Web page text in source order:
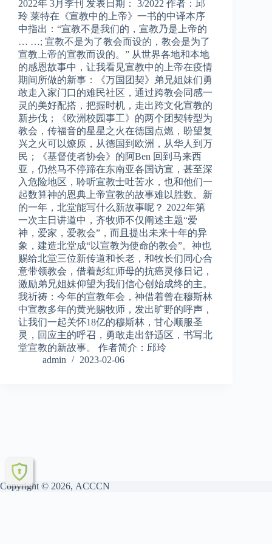
2022年 3月季刊 发表日期： 3/2022 作者：邱
玲 莱特在《宣教中的上帝》一书的中译本序
中指出：“宣教不是我们的，宣教乃是上帝的
… …; 宣教不是为了教会而设的，教会是为了
宣教上帝的宣教而设的。” 从世界各地和本地
的感恩故事中，让我看见宣教中的上帝在疫情
期间所做的新事：《万国团契》弟兄姐妹们勇
敢走入家门口的难民社区，通过跨教会同感一
灵的美好配搭，把握时机，走出跨文化宣教的
新步伐；《欧洲校园事工》的两个团契转型为
教会，传福音的星星之火在德国点燃，盼望复
兴之火可以燎原，从德国到欧洲，从华人到万
民；《基督使者协会》的阿Ben 回到马来西
亚，仍然马不停蹄在东南亚各国访宣，甚至深
入危险地区，聆听宣教士吐苦水，也和他们一
起数算神的恩典上帝宣教的故事难以胜数。新
的一年，北堂能写什么新故事呢？ 2022年第
一次主日讲道中，齐牧师不仅阐述主题“爱
神，爱家，爱教会”，而且提出未来十年的异
象，建造北堂成“以宣教为使命的教会”。神也
赐给北堂三位新传道和长老，和牧长们同心合
意带领教会，借着彭红师母的抗癌灵修日记，
激励弟兄姐妹仰望为我们信心创始成终的主。
我祈祷：今年的宣教年会，神借着曾在穆斯林
中宣教多年的黄光赐牧师，发出旷野的呼声，
让我们一起关怀18亿的穆斯林，甘心顺服圣
灵，回应主的呼召，勇敢走出舒适区，书写北
堂宣教的新故事。 作者简介：邱玲
admin
2023-02-06
Copyright © 2026, ACCCN